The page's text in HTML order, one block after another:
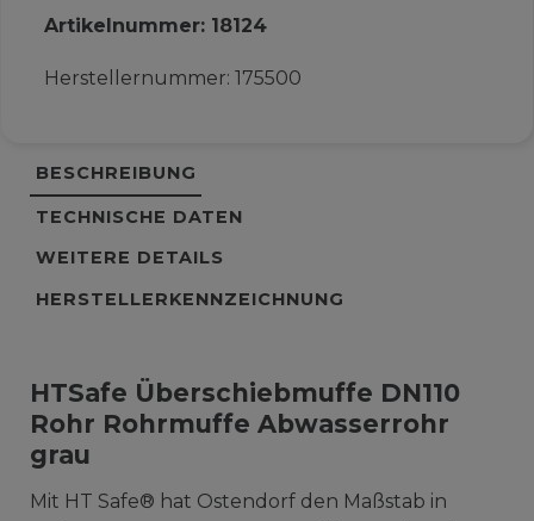
Artikelnummer: 18124
Herstellernummer: 175500
BESCHREIBUNG
TECHNISCHE DATEN
WEITERE DETAILS
HERSTELLERKENNZEICHNUNG
HTSafe Überschiebmuffe DN110
Rohr Rohrmuffe Abwasserrohr
grau
Mit HT Safe® hat Ostendorf den Maßstab in